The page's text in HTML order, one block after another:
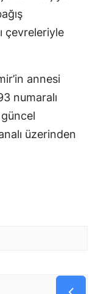
çevreleriyle
annesi
numaralı
üzerinden